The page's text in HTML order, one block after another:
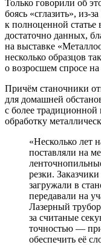
Только говорили об
боясь «сглазить», из-
к полноценной
достаточно данных,
на выставке
несколько образцов
о возросшем спросе
Причём станочники
для домашней
с более
обработку
«Несколько лет
поставляли на
резки.
загружали в
передавали на
Лазерный
за считаные
точностью —
обеспечить её